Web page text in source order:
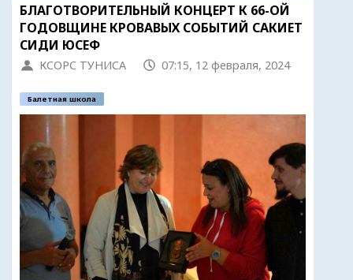
БЛАГОТВОРИТЕЛЬНЫЙ КОНЦЕРТ К 66-ОЙ
ГОДОВЩИНЕ КРОВАВЫХ СОБЫТИЙ САКИЕТ
СИДИ ЮСЕФ
КСОРС ТУНИСА 07:15, 12 февраля, 2024
Балетная школа